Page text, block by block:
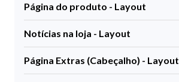
Página do produto - Layout
Notícias na loja - Layout
Página Extras (Cabeçalho) - Layout